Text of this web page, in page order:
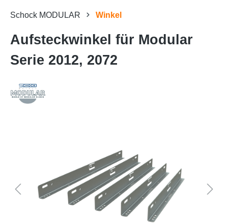
Schock MODULAR Winkel
Aufsteckwinkel für Modular
Serie 2012, 2072